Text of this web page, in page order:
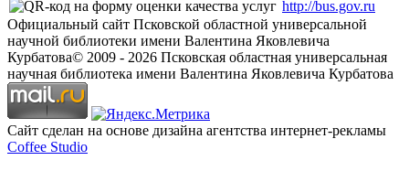
http://bus.gov.ru
Официальный сайт Псковской областной универсальной
научной библиотеки имени Валентина Яковлевича
Курбатова© 2009 - 2026 Псковская областная универсальная
научная библиотека имени Валентина Яковлевича Курбатова
Сайт сделан на основе дизайна агентства интернет-рекламы
Coffee Studio